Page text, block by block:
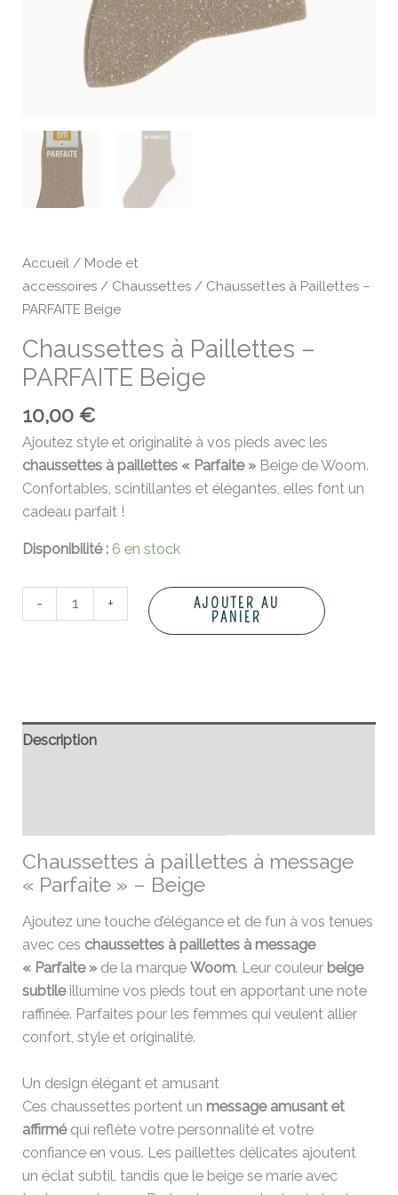
Accueil / Mode et
accessoires / Chaussettes / Chaussettes à Paillettes –
PARFAITE Beige
Chaussettes à Paillettes –
PARFAITE Beige
10,00€
Ajoutez style et originalité à vos pieds avec les
chaussettes à paillettes « Parfaite » Beige de Woom.
Confortables, scintillantes et élégantes, elles font un
cadeau parfait !
Disponibilité : 6 en stock
- +
AJOUTER AU
PANIER
Description
Chaussettes à paillettes à message
« Parfaite » – Beige
Ajoutez une touche d’élégance et de fun à vos tenues
avec ces chaussettes à paillettes à message
« Parfaite » de la marqueWoom. Leur couleur beige
subtileillumine vos pieds tout en apportant une note
raffinée. Parfaites pour les femmes qui veulent allier
confort, style et originalité.
Un design élégant et amusant
Ces chaussettes portent un message amusant et
affirméqui reflète votre personnalité et votre
confiance en vous. Les paillettes délicates ajoutent
un éclat subtil, tandis que le beige se marie avec